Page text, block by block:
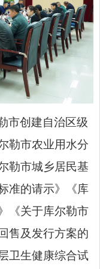
市创建自治区级
勒市农业用水分
勒市城乡居民基
准的请示》《库
《关于库尔勒市
售及发行方案的
卫生健康综合试